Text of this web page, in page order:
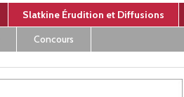
Slatkine Érudition et Diffusions
Concours